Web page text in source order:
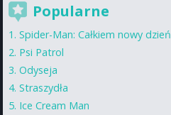
Popularne
Spider-Man: Całkiem nowy dzień
Psi Patrol
Odyseja
Straszydła
Ice Cream Man